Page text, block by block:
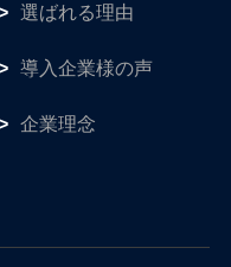
選ばれる理由
導入企業様の声
企業理念